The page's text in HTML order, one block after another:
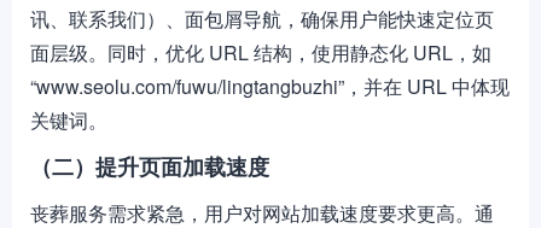
讯、联系我们）、面包屑导航，确保用户能快速定位页
面层级。同时，优化 URL 结构，使用静态化 URL，如
“www.seolu.com/fuwu/lingtangbuzhi”，并在 URL 中体现
关键词。
（二）提升页面加载速度
丧葬服务需求紧急，用户对网站加载速度要求更高。通